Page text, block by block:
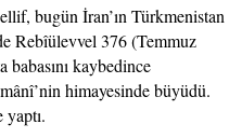
bugün İran’ın Türkmenistan
Rebîülevvel 376 (Temmuz
kaybedince
himayesinde büyüdü.